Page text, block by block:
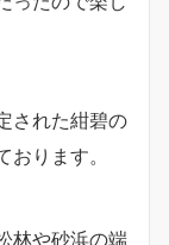
された紺碧の
ります。
林や砂浜の端